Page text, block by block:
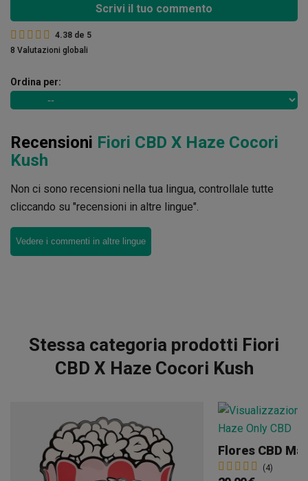
Scrivi il tuo commento
4.38 de 5
8 Valutazioni globali
Ordina per:
Recensioni Fiori CBD X Haze Cocori
Kush
Non ci sono recensioni nella tua lingua, controllale tutte
cliccando su "recensioni in altre lingue".
Vedere i commenti in altre lingue
Stessa categoria prodotti Fiori
CBD X Haze Cocori Kush
(4)